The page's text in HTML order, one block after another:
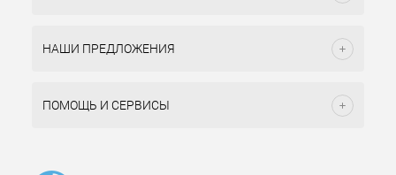
НАШИ ПРЕДЛОЖЕНИЯ
ПОМОЩЬ И СЕРВИСЫ